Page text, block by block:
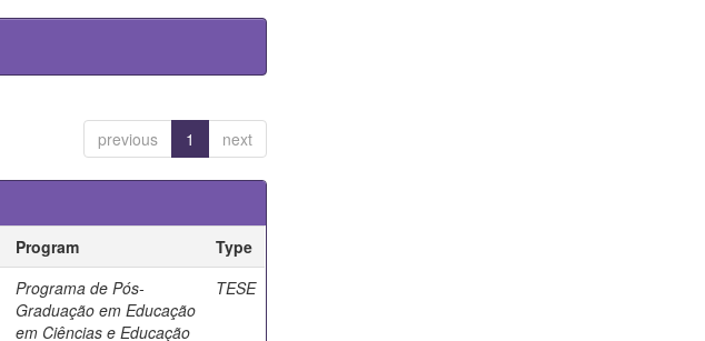
previous 1 next
Program
Type
Programa de Pós-
Graduação em Educação
em Ciências e Educação
TESE